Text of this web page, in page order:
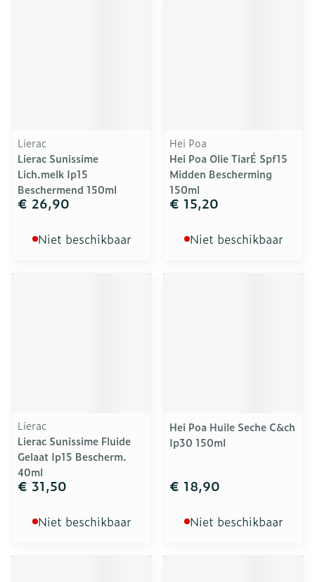
Lierac
Lierac Sunissime
Lich.melk Ip15
Beschermend 150ml
€ 26,90
Niet beschikbaar
Hei Poa
Hei Poa Olie TiarÉ Spf15
Midden Bescherming
150ml
€ 15,20
Niet beschikbaar
Lierac
Lierac Sunissime Fluide
Gelaat Ip15 Bescherm.
40ml
€ 31,50
Niet beschikbaar
Hei Poa Huile Seche C&ch
Ip30 150ml
€ 18,90
Niet beschikbaar